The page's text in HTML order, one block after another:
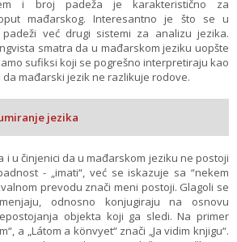
i broj padeža je karakteristično za
mađarskog. Interesantno je što se u
već drugi sistemi za analizu jezika.
smatra da u mađarskom jeziku uopšte
sufiksi koji se pogrešno interpretiraju kao
mađarski jezik ne razlikuje rodove.
jezika
i u činjenici da u mađarskom jeziku ne postoji
- „imati“, već se iskazuje sa “nekem
prevodu znači meni postoji. Glagoli se
odnosno konjugiraju na osnovu
objekta koji ga sledi. Na primer
a „Látom a könvyet“ znači „Ja vidim knjigu“.